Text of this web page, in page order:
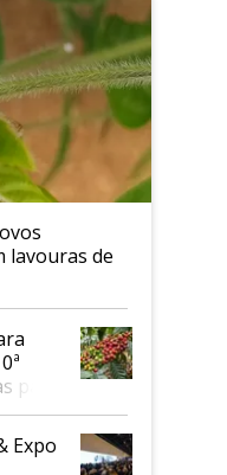
lavouras de
para
Expo